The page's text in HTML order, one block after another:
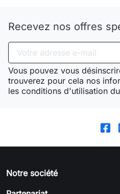
Recevez nos offres
Vous pouvez vous
trouverez pour cela nos
les conditions d'utilisation
Notre société